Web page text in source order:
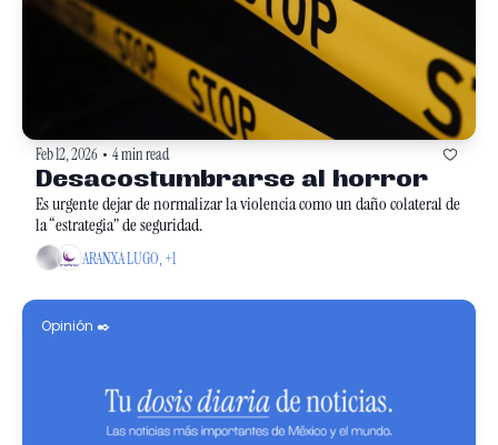
Feb 12, 2026 • 4 min read
Es urgente dejar de normalizar la violencia como un daño colateral de
ARANXA LUGO, +1
Opinión ✒️